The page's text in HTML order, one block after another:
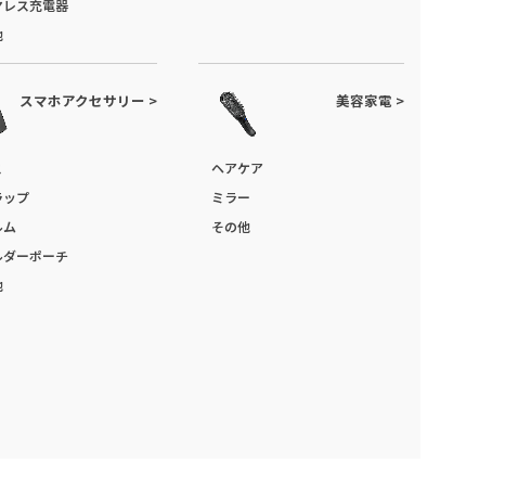
レス充電器
スマホアクセサリー >
ップ
ダーポーチ
美容家電 >
ヘアケア
ミラー
その他